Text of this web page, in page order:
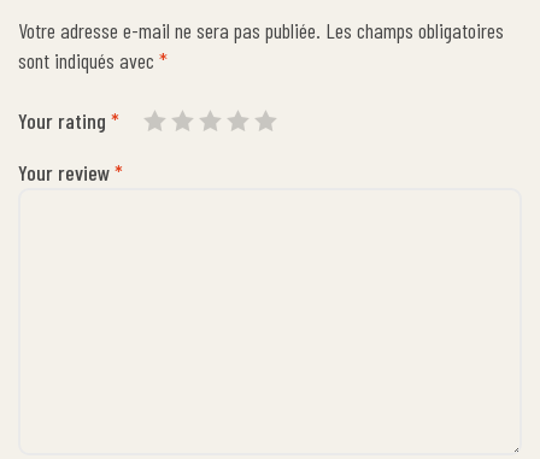
Votre adresse e-mail ne sera pas publiée. Les champs obligatoires
sont indiqués avec *
Your rating *
Your review*